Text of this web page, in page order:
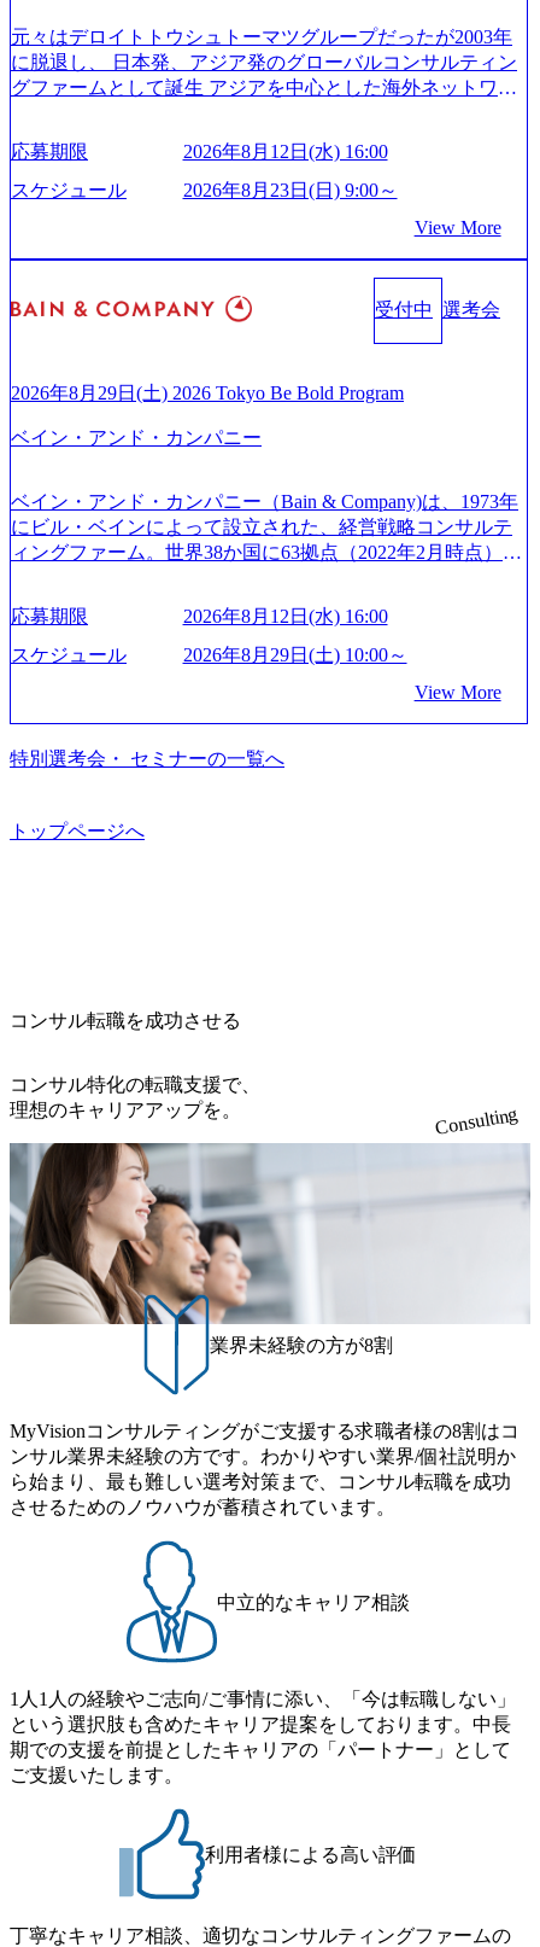
165942_70f09968-1b27-43e6-b849-1cd107c4f488_1200x698.web
p ## 働き方／WLB／待遇 内装8億円超のかっこいいオフィ
スがあり、 働き甲斐のあるランキング、新卒注目ランキン
ため事業創造の自由度が高く、赤字事業でも投資して長期
的な成長を若手に任せられる環境 対面でのコミュニケーシ
ョンメリットを重視するため出社勤務。1日の労働時間平均
ア組織） 2026年8月22日(土) 10:00～最長16:00 2026年8月10
日(月) 16:00 ※応募者が定員を上回る場合は、厳正なる審査
の上参加者を決定させていただきます。ご了承ください。
● 当日の流れ 受付 → 会社説明会 → 面接(会社説明会終了
後、随時ご案内) ※全てリモートにて実施します。 ※参加
通常の選考フローと異なり、事前に適性検査をご受検いた
ションサーチになります。 ご経験やスキル、そして適性や
きます。 ※本求人はレバテック株式会社の雇用となりま
す。 ※案件によっては客先に出向いての作業も発生しま
す。 ＜ITコンサルタント＞ Webアプリケーション、SaaS系
模基幹システムにおける最上流のPoC(概念実証)支援から構
想策定、開発マネジメント支援までを一気通貫で担当して
います。 生成AIなどの最新技術とシステムを活用し、顧客
の業務革新と効率化の実現に貢献します。 ＜PL/PM＞ 顧客
の要望を深くヒアリングし、企画構想からアジャイル開発
による開発支援までを一気通貫で推進していただきます。
プロジェクト提案・推進の中核として、企画・要件定義か
流での現状分析、顧客ヒアリング、戦略策定、技術選定、
ルティング領域)から参画いただきます。 課題選定から顧客
だきます。 アジャイル開発を通じて顧客の要望や提案を柔
軟に取り入れながら改善サイクルを回すため、ご自身の提
案がサービスに直接反映されやすく、高い貢献度を実感で
きます。 ● 勤務地 東京都渋谷区渋谷3丁目6-7 渋谷金王タワ
ー 事業所内禁煙(入居する施設に喫煙専用室あり) ・就業規
則により就業時間内の喫煙を全面的に禁止 ・禁煙サポート
制度あり オンライン ● 必須要件 以下いずれかのご経験をお
持ちの方 ・システム・ソフトウェア開発経験3年以上 ・要
件定義～基本設計など上流経験2年以上 ・PMO経験2年以上
● 歓迎要件 ・要件定義から詳細設計までのいずれかの上流
工程の経験 ・サブリーダー以上のマネジメント経験 ・お客
様との折衝経験、交渉経験 ・組織課題に対して主体的に業
務改善に取り組まれたご経験 ・アジャイル/スクラムへの興
で主体的に動ける方 ・年齢にこだわらず、アドバイスを素
直に受け取れる方 ・推進力のある方
rs/corporate/document/women-brochure.pdf#zoom=50) 社員発信
のキャリアブログ (https://www.accenture.com/jp-ja/blogs/japan-
careers-blog) 江川社長が語る「105点経営」 (https://business.ni
kkei.com/atcl/gen/19/00604/021600008/) 規模拡大で成功する理
6218) 大手広告代理店出身者などマーケティングのトップ人
材が集結するワケ (https://markezine.jp/article/detail/45446) エン
ジニアからコンサルタントへ。会社に入って、何が変わっ
た？ (https://www.businessinsider.jp/post-288838) プラダ：ラグ
nture.com/jp-ja/case-studies/song/prada-luxury-product-customizati
on) 大正製薬：ITカーブアウト支援 (https://www.accenture.co
m/jp-ja/case-studies/consulting/taisho-pharmaceutical)（ストラテ
ジー & コンサルティング） ソフトバンク：初のオンライン
s://www.accenture.com/jp-ja/case-studies/communications-media/so
する「保安ネット」を構築。省庁DXの先進事例を実現 (http
ry-safety-network)（公共サービス） カルビー：SAP HANAの
導入で基幹システムを刷新 (https://www.accenture.com/jp-ja/ca
se-studies/consumer-goods-services/calbee)（消費財・サービ
る 日本では2.3万人以上の従業員を擁しており(会計系BIG4
を上回る規模感)、営業利益率も約15％と驚異的な数字とな
を遂げていることから、今後も高い成長が見込まれる 多く
の技術者を抱えており、アビームコンサルティングに続い
て日本国内2番目にSAP認定コンサルタント制度の有資格者
数が多く、特にIT領域に強みを持つ グローバルのポジショ
ーケットプレイス」が存在し、本ツールを活用で上司の引
職率も21.8%（2023年12月時点）とフレキシブルな働き方を
③12時開始 2026年8月10日(月) 16:00 各回50分程度を想定 オ
ンライン 書類選考通過者
元々はデロイトトウシュトーマツグループだったが2003年
に脱退し、 日本発、アジア発のグローバルコンサルティン
グファームとして誕生 アジアを中心とした海外ネットワー
供している日系最大級の総合コンサルティングファーム
『Build Beyond As One ®.』をブランドメッセージに掲げ、
企業や組織の変革を通じて社会や産業の課題を解決し、未
確実な実現と社会的価値及び経済的価値の追求にも貢献 NE
Cとの戦略的資本提携も実現して、現在はNECのグループ会
シングなどの専門知識と、豊富な経験を持つ約6,000名を超
えるプロフェッショナルを有する 金融、製造、流通、エネ
トとしている SAP領域においては日本市場No.1を誇り、全
定コンサルタント資格を取得している また、日本国内企業
資格も保有、さまざまな業界・業種でのプロジェクト実績
と蓄積されたノウハウを基に独自の方法論やテンプレート
を開発し、それらを活用してお客様に最適なSAPコンサル
ティングサービスを提供する https://storage.googleapis.com/our
96dc8f2-7d54-42b9-a7ae-8c532c52d3d8_1200x678.webp アビー
ムコンサルティング会社資料 (https://www.abeam.com/content/
dam/abeam/jp/ja/about/company/ABeamConsultingCompanyProfil
e_jpn_4.pdf) 『SAP AWARD OF EXCELLENCE 2024』にお
ルティング、社員の健康改善を支援 食事・睡眠など可視
w.businessinsider.jp/post-283587) アサヒグループホールディン
ンサルティング会社となり、今後も成長性が大きくみられ
社時に10日間の間みっちりとコンサルの基礎を支援)を魅力
に感じ、他Big4ではなくアビームを選ぶ方も多数 アビーム
といえばSAPをはじめとしたシステム、とイメージされる
こともあるが実態としては経営戦略策定や新規事業立案な
どのトップラインを上げるための戦略案件も多く存在 特に
スポーツ&エンターテイメント領域ではBig4に先んじて注力
し、業界内で大きな存在感を誇る 社員の多様化する生活ス
タイルやライフイベントに対応した働きやすい職場環境を
実現するため、さまざまなサポート制度を導入している 多
文化理解や女性の活躍推進などの取り組み、また、フレッ
クス制度やフリーロケーション制度、フルリモート制度な
どの多様な働き方をサポートする制度が整備されている 202
6年8月23日(日) 9:00～18:00終了 2026年8月12日(水) 16:00 202
6年8月23日(日)にSustainable SCM SU 1day選考会を開催いた
します。 当SUは「GlobalでのSCM構築」や「物流・調達コ
ストの構造改革」といった伝統的なテーマに留まらずクラ
イアントがこれから取組むべき「グリーントランスフォー
った社会課題やテーマに対して、グローバル知見と最新の
事例などを基に企業の構造改革と社会価値の創造の取り組
みを行うプロフェッショナルチームです。 今回1day選考対
象となるポジションは下記となります。 ・コンサルタント
(調達改革・設備O&M)【SCS SU】 ・コンサルタント(ECM/
流改革/需給プロセス改革)【SSC SU】 ・SCM/ECMデータ・
プロセス分析・AI活用_Sustainable SCM Strategy Unit(Strategy
Consultant職)≪東京・大阪≫ ・コンサルタント(SCS SUオー
プンポジション)【SCS SU】 ※当日は全体での会社説明な
どはなく、個別選考のみの実施を予定しています ※1名あた
りの拘束時間は1時間～最大2時間半程度を想定しています
※1次面接と最終面接の間をなるべく空けないよう調整して
おりますが、調整が叶わないケースもございます オンライ
ン 書類選考通過者
応募期限
2026年8月12日(水) 16:00
スケジュール
2026年8月23日(日) 9:00～
View More
受付中 選考会
2026年8月29日(土) 2026 Tokyo Be Bold Program
ベイン・アンド・カンパニー
ベイン・アンド・カンパニー（Bain & Company)は、1973年
にビル・ベインによって設立された、経営戦略コンサルテ
ィングファーム。世界38か国に63拠点（2022年2月時点）、
アントにお届けするのは単なるレポートではなく、『結
果』である。」この原則のもと、ベインは1973年に創業さ
れた。クライアントが不確かな未来の中、競争に勝てるよ
に、提言を具体的な行動に落とし込んでいる。 徹底した
「結果主義」を標榜。クライアントのフルポテンシャル実
現を目標に、具体的に目に見える成果を出すことを信条と
（真北）という言葉がよくつかわれる。針が少し東に傾い
外オフィスへのトランスファー制度などが充実している。
東京オフィスに来るグローバルメンバーも多く、グローバ
れており、これまで多くのNPO・NGOなどの非営利団体に
無償でコンサルティングを提供している。 2026年8月29日
(土) の対面Kick-offイベントを皮切りに1か月程度のプログラ
ム ※初回プログラム : 8月29日(土)10:00～13:30 2026年8月12
日(水) 16:00 Bain & Company Tokyoでは、「Tokyo Be Bold Pr
ogram (女性候補者向け選考支援プログラム)」を実施いたし
ます。クライアントに斬新なソリューションを提供し、複
雑な経営課題を解決するために、チームのダイバーシティ
は欠かせません。是非、ユニークな視点と高い志を持つ女
性の皆様に多数ご参画頂きたいと考え、プログラムを開催
性はどのように活躍をしているのか」、「ケース面接の経
験がなく対策の仕方が知りたい」などのお声をたくさんい
食事などのカジュアルな交流、実際のプロジェクトのケー
ススタディ、1対1の模擬面接等、複数のセッションを約1か
月の期間に渡り行い、選考にご参加いただきます。コンサ
ルタント未経験の方でも、戦略コンサルタントの具体的な
仕事内容からお話をさせていただきますので、戦略コンサ
ルティングにご興味をお持ちの方は、この機会にぜひご応
にはWebテストを8月20日までに受験いただきます ・8月21
日までにプログラム参加者をご案内します ・初回プログラ
ム : 8月29日(土)10:00～13:30 @ベイン東京オフィス(六本木)
・プログラム期間中はコンサルタントとの食事会、プロジ
ェクトのご紹介、ケースワークショップなどを実施します
・10月17日(土)開催の選考会にて採用面接を実施する予定で
す ※ご都合が合わない方は別途調整いたします 初回プロ
ラインまたはオフラインの実施 ※東京オフィスのみのご応
募となります。他オフィス希望を含めたご応募はお受けい
たしかねますのでご了承ください ● フルタイムでの職務経
歴を2年以上お持ちの方で、東京オフィスのコンサルタント
ポジションに応募意思がある方 ● 英語・日本語ともにビジ
応募期限
2026年8月12日(水) 16:00
スケジュール
2026年8月29日(土) 10:00～
View More
特別選考会・ セミナーの一覧へ
トップページへ
コンサル転職を成功させる
コンサル特化の転職支援で、
理想のキャリアアップを。
Consulting
業界未経験の方が8割
MyVisionコンサルティングがご支援する求職者様の8割はコ
ンサル業界未経験の方です。わかりやすい業界/個社説明か
ら始まり、最も難しい選考対策まで、コンサル転職を成功
させるためのノウハウが蓄積されています。
中立的なキャリア相談
1人1人の経験やご志向/ご事情に添い、「今は転職しない」
という選択肢も含めたキャリア提案をしております。中長
期での支援を前提としたキャリアの「パートナー」として
ご支援いたします。
利用者様による高い評価
丁寧なキャリア相談、適切なコンサルティングファームの